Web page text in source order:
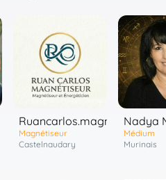
Ruancarlos.magnetiseur
Magnétiseur
Castelnaudary
Nadya
Médium
Murinais